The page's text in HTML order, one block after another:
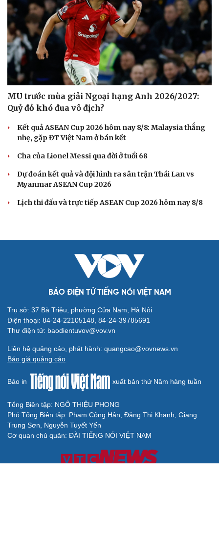
MU trước mùa giải Ngoại hạng Anh 2026/2027:
Quỷ đỏ khó đua vô địch?
Kết quả ASEAN Cup 2026 hôm nay 8/8: Malaysia thắng
nhẹ, gặp ĐT Việt Nam ở bán kết
Cha của Lionel Messi qua đời ở tuổi 68
Dự đoán kết quả và đội hình ra sân trận Thái Lan vs
Myanmar ASEAN Cup 2026
Lịch thi đấu và trực tiếp ASEAN Cup 2026 hôm nay 8/8
BÁO ĐIỆN TỬ TIẾNG NÓI VIỆT NAM
Trụ sở: 37 Bà Triệu, phường Cửa Nam, Hà Nội
Điện thoại: 84-24-22105148, 84-24-39785691
Thư điện tử: baodientuvov@vov.vn
Liên hệ quảng cáo, phát hành: quangcao@vovnews.vn
Báo giá quảng cáo
Báo in xuất bản thứ Năm hàng tuần
Tổng Biên tập: NGÔ THIỆU PHONG
Phó Tổng Biên tập: Phạm Công Hân, Đặng Thị Khanh, Giang
Trung Sơn, Nguyễn Tuyết Yến
Cơ quan chủ quản: ĐÀI TIẾNG NÓI VIỆT NAM